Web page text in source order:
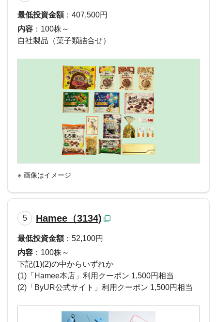
最低投資金額：407,500円
内容 ：100株～
自社製品（菓子類詰合せ）
画像はイメージ
5 Hamee（3134)
最低投資金額：52,100円
内容 ：100株～
下記(1)(2)の中からいずれか
(1)「Hamee本店」利用クーポン 1,500円相当
(2)「ByUR公式サイト」利用クーポン 1,500円相当